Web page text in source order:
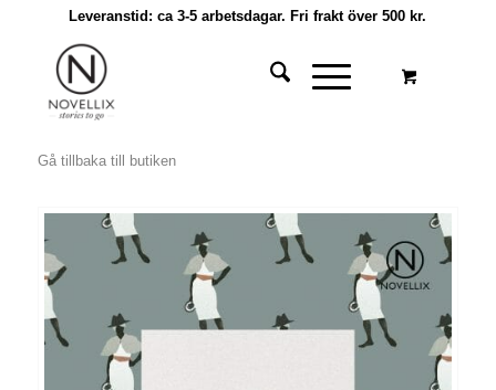
Leveranstid: ca 3-5 arbetsdagar. Fri frakt över 500 kr.
Gå tillbaka till butiken